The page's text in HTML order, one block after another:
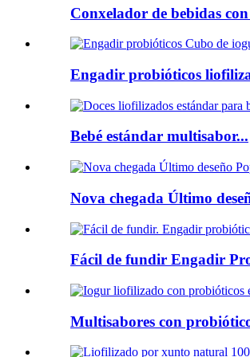
Conxelador de bebidas
Engadir probióticos
Bebé estándar multisabor...
Nova chegada Último
Fácil de fundir Engadir
Multisabores con